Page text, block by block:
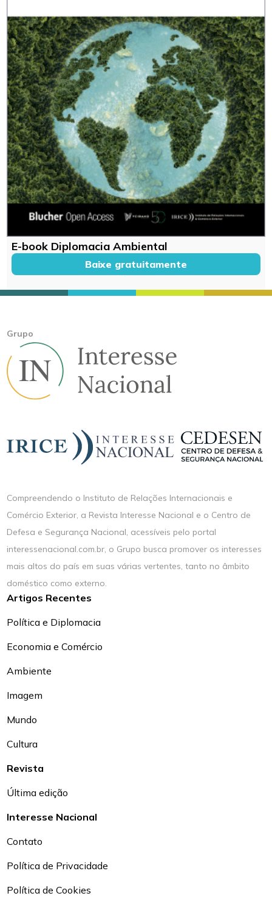
E-book Diplomacia Ambiental
Baixe gratuitamente
Grupo
Compreendendo o Instituto de Relações Internacionais e
Comércio Exterior, a Revista Interesse Nacional e o Centro de
Defesa e Segurança Nacional, acessíveis pelo portal
interessenacional.com.br, o Grupo busca promover os interesses
mais altos do país em suas várias vertentes, tanto no âmbito
doméstico como externo.
Artigos Recentes
Política e Diplomacia
Economia e Comércio
Ambiente
Imagem
Mundo
Cultura
Revista
Última edição
Interesse Nacional
Contato
Política de Privacidade
Política de Cookies